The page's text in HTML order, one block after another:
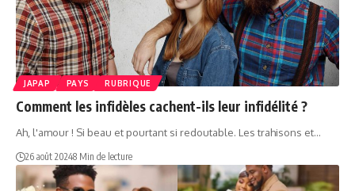
JAPAP PAYS RUBRIQUE
Comment les infidèles cachent-ils leur infidélité ?
Ah, l'amour ! Si beau et pourtant si redoutable. Les trahisons et…
26 août 20248 Min de lecture